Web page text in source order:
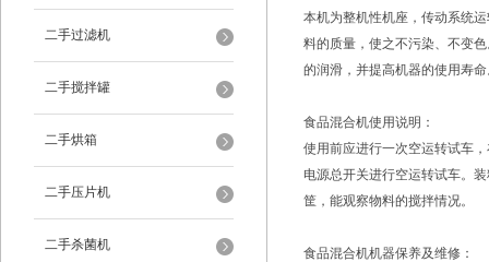
二手过滤机
二手搅拌罐
二手烘箱
二手压片机
二手杀菌机
本机为整机性机座，传动系统
料的质量，使之不污染、不变
的润滑，并提高机器的使用寿
食品混合机使用说明：
使用前应进行一次空运转试车
电源总开关进行空运转试车。
筐，能观察物料的搅拌情况。
食品混合机机器保养及维修：